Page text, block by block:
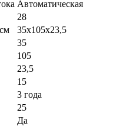
Автоматическая
28
35x105x23,5
35
105
23,5
15
3 года
25
Да